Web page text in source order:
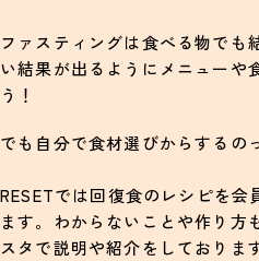
ファスティングは食べる物でも
い結果が出るようにメニューや
う！
でも自分で食材選びからするの
RESETでは回復食のレシピを会
ます。わからないことや作り方
スタで説明や紹介をしておりま